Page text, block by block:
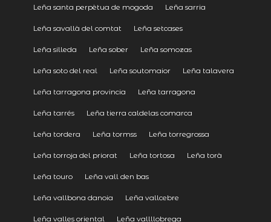
Leña santa perpètua de mogoda Leña sarria
Leña savallà del comtat Leña setcases
Leña silleda Leña sober Leña somozas
Leña soto del real Leña soutomaior Leña talavera
Leña tarragona provincia Leña tarragona
Leña tarrés Leña tierra caldelas comarca
Leña tordera Leña tormss Leña torregrossa
Leña torroja del priorat Leña tortosa Leña torà
Leña touro Leña vall den bas
Leña vallbona danoia Leña vallcebre
Leña valles oriental Leña vallllobrega